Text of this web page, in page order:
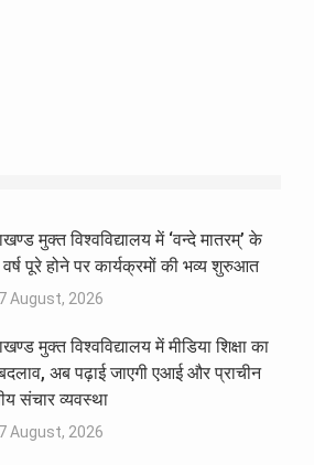
मुक्त विश्वविद्यालय में ‘वन्दे मातरम्’ के
पूरे होने पर कार्यक्रमों की भव्य शुरुआत
August, 2026
मुक्त विश्वविद्यालय में मीडिया शिक्षा का
अब पढ़ाई जाएगी एआई और प्राचीन
संचार व्यवस्था
August, 2026